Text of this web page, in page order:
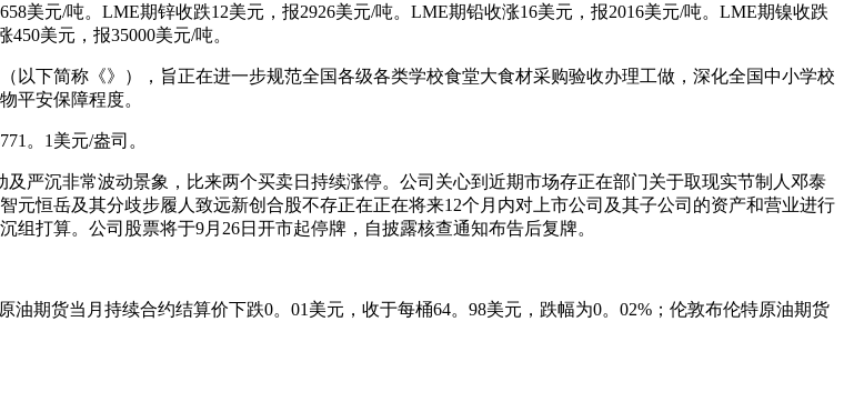
元/吨。LME期锌收跌12美元，报2926美元/吨。LME期铅收涨16美元，报2016美元/吨。LME期镍收跌
美元，报35000美元/吨。
下简称《》），旨正在进一步规范全国各级各类学校食堂大食材采购验收办理工做，深化全国中小学校
平安保障程度。
。1美元/盎司。
沉非常波动景象，比来两个买卖日持续涨停。公司关心到近期市场存正在部门关于取现实节制人邓泰
恒岳及其分歧步履人致远新创合股不存正在正在将来12个月内对上市公司及其子公司的资产和营业进行
打算。公司股票将于9月26日开市起停牌，自披露核查通知布告后复牌。
货当月持续合约结算价下跌0。01美元，收于每桶64。98美元，跌幅为0。02%；伦敦布伦特原油期货